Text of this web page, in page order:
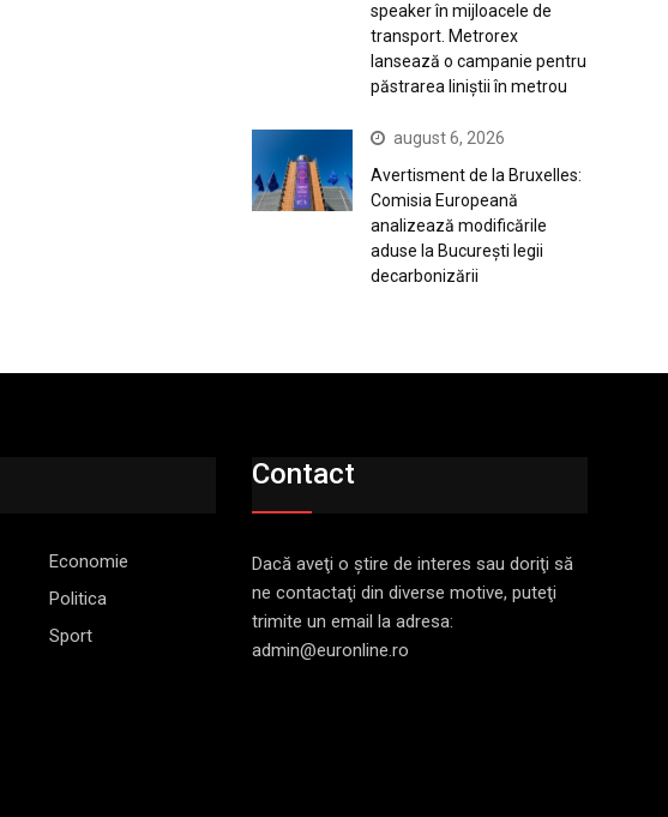
speaker în mijloacele de
transport. Metrorex
lansează o campanie pentru
păstrarea liniștii în metrou
august 6, 2026
Avertisment de la Bruxelles:
Comisia Europeană
analizează modificările
aduse la București legii
decarbonizării
Economie
Politica
Sport
Contact
Dacă aveţi o ştire de interes sau doriţi să
ne contactaţi din diverse motive, puteţi
trimite un email la adresa:
admin@euronline.ro